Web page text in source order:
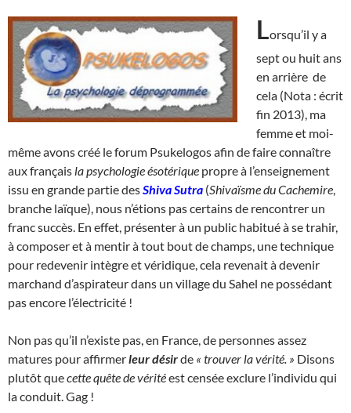
Lorsqu’il y a
sept ou huit ans
en arrière de
cela (Nota : écrit
fin 2013), ma
femme et moi-
même avons créé le forum Psukelogos afin de faire connaître
aux français la psychologie ésotérique propre à l’enseignement
issu en grande partie desShiva Sutra (Shivaïsme du Cachemire
branche laïque), nous n’étions pas certains de rencontrer un
franc succès. En effet, présenter à un public habitué à se trahir,
à composer et à mentir à tout bout de champs, une technique
pour redevenir intègre et véridique, cela revenait à devenir
marchand d’aspirateur dans un village du Sahel ne possédant
pas encore l’électricité !
Non pas qu’il n’existe pas, en France, de personnes assez
matures pour affirmerleur désirde « trouver la vérité. » Disons
plutôt quecette quête de véritéest censée exclure l’individu qui
la conduit. Gag !